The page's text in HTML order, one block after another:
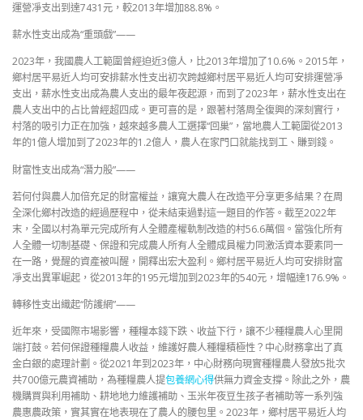
運營凈支出到達7431元，較2013年增加88.8%。
薪水性支出成為“重頭戲”——
2023年，我國農人工範圍曾經迫近3億人，比2013年增加了10.6%。2015年，
鄉村居平易近人均可安排薪水性支出初次跨越鄉村居平易近人均可安排運營凈
支出，薪水性支出成為農人支出的最年夜起源，而到了2023年，薪水性支出在
農人支出中的占比曾經超四成。更可喜的是，跟著村落周全復興的深刻實行，
村落的吸引力正在加強，越來越多農人工選擇“回巢”，當地農人工範圍從2013
年的1億人增加到了2023年的1.2億人，農人在家門口就能找到工、賺到錢。
財富性支出成為“潛力股”——
若何付與農人加倍充足的財富權益，讓寬大農人在改造平分享更多結果？在周
全深化鄉村改造的經過歷程中，從未結束過對這一題目的作答。截至2022年
末，全國以村為單元完成所有人全體產權軌制改造的村56.6萬個。當強化所有
人全體一切制基礎、保證和完成農人所有人全體成員權力同激活資本要素同一
在一路，覺醒的資產被叫醒，開釋出宏大盈利。鄉村居平易近人均可安排財富
凈支出異軍崛起，從2013年的195元增加到2023年的540元，增幅達176.9%。
轉移性支出織起“防護網”——
近年來，受國際市場影響，種糧本錢下跌、收益下行，讓不少種糧農人心里開
端打鼓。若何保證種糧農人收益，維護好農人種糧積極性？中心財務拿出了真
金白銀的處理計劃。從2021年到2023年，中心財務向現實種糧農人發放5批次
共700億元農資補助，為種糧農人提包養網心得供無力資金支撐。除此之外，農
機購買與利用補助、耕地地力維護補助、玉米年夜豆生孩子者補助等一系列強
農惠農政策，實其實在地表現在了農人的腰包里。2023年，鄉村居平易近人均